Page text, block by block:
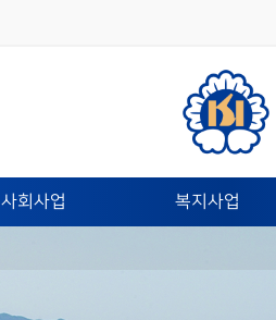
사회사업 복지사업